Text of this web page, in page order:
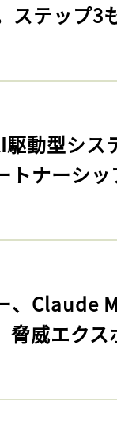
ステップ3
駆動型シ
トナーシ
、Claude
脅威エク
入りに
ンが必
ログイン